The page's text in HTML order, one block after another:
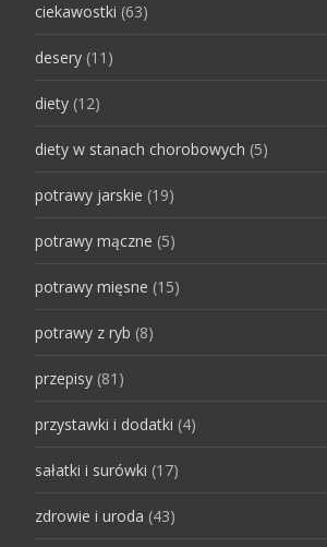
ciekawostki (63)
desery (11)
diety (12)
diety w stanach chorobowych (5)
potrawy jarskie (19)
potrawy mączne (5)
potrawy mięsne (15)
potrawy z ryb (8)
przepisy (81)
przystawki i dodatki (4)
sałatki i surówki (17)
zdrowie i uroda (43)